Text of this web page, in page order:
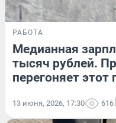
РАБОТА
Медианная
тысяч рублей.
перегоняет этот
13 июня, 2026, 17:30 616